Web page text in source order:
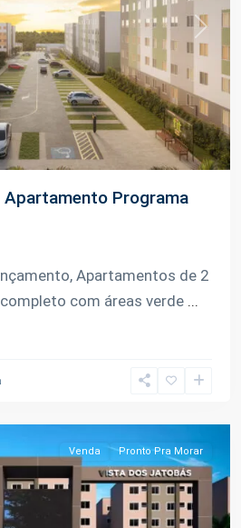
Next
Apartamento Programa
Apartamentos de 2
com áreas verde ...
Venda Pronto Pra Morar